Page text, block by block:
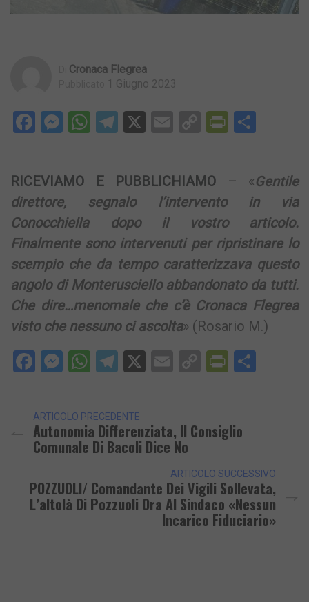
Cronaca Flegrea
1 Giugno 2023
Facebook
Messenger
WhatsApp
Telegram
X EmailCopy
RICEVIAMO E PUBBLICHIAMO – «Gentile
direttore, segnalo l’intervento in via
Conocchiella dopo il vostro articolo.
Finalmente sono intervenuti per ripristinare lo
scempio che da tempo caratterizzava questo
angolo di Monterusciello abbandonato da tutti.
Che dire…menomale che c’è Cronaca Flegrea
visto che nessuno ci ascolta» (Rosario M.)
Facebook
Messenger
WhatsApp
Telegram
X EmailCopy
ARTICOLO PRECEDENTE
Autonomia Differenziata, Il Consiglio
Comunale Di Bacoli Dice No
ARTICOLO SUCCESSIVO
POZZUOLI/ Comandante Dei Vigili Sollevata,
L’altolà Di Pozzuoli Ora Al Sindaco «Nessun
Incarico Fiduciario»